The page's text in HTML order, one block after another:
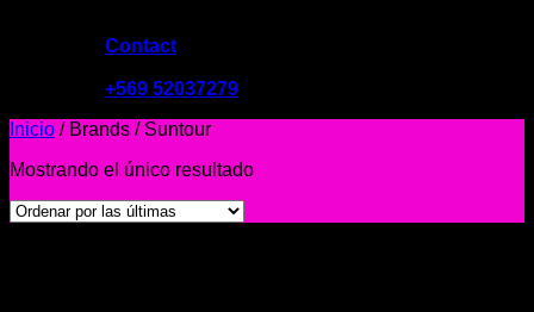
Contact
+569 52037279
Inicio /Brands /Suntour
Mostrando el único resultado